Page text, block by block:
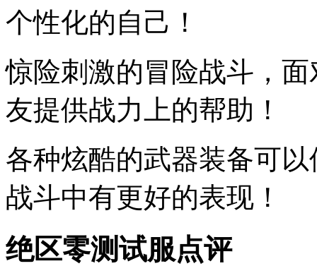
个性化的自己！
惊险刺激的冒险战斗，
友提供战力上的帮助！
各种炫酷的武器装备可
战斗中有更好的表现！
绝区零测试服点评